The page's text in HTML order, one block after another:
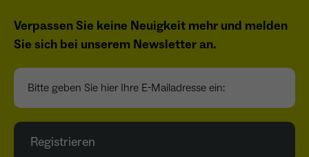
Zweck
verwendet - Dient der Conversion-Erfassung
und Werbewirksamkeitsmessung - Hilft zu
interagieren
Name
Verpassen Sie keine Neuigkeit mehr und melden
Sie sich bei unserem Newsletter an.
Bitte geben Sie hier Ihre E-Mailadresse ein:
Registrieren